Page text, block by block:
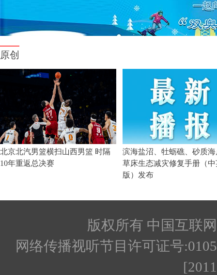
版权所有 中国互联
网络传播视听节目许可证号